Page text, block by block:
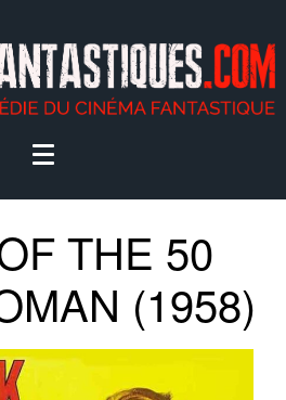
THE 50
(1958)